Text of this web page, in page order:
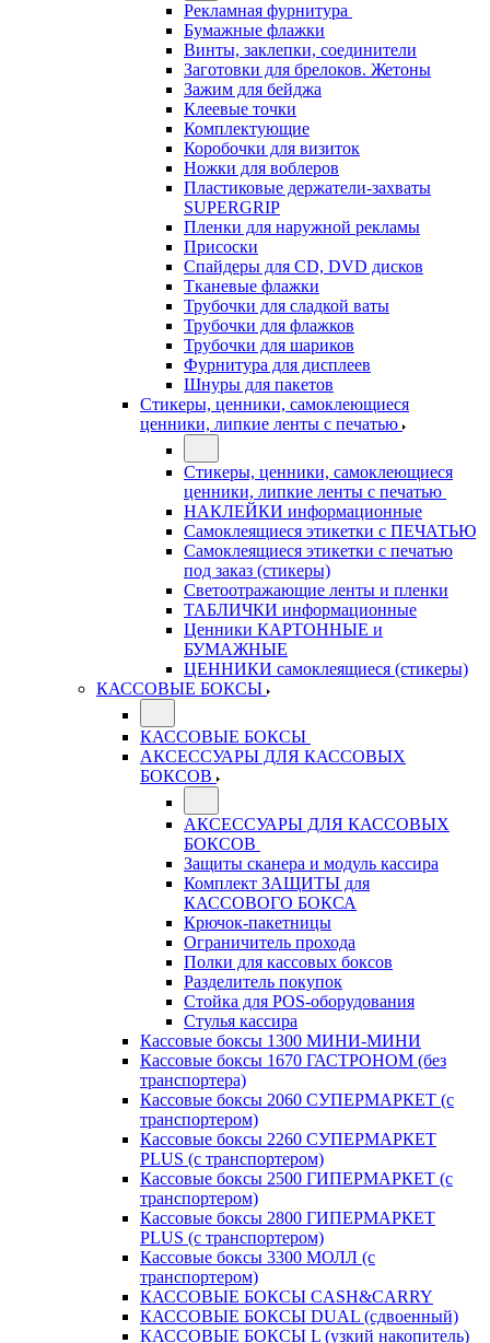
Рекламная фурнитура
Бумажные флажки
Винты, заклепки, соединители
Заготовки для брелоков. Жетоны
Зажим для бейджа
Клеевые точки
Комплектующие
Коробочки для визиток
Ножки для воблеров
Пластиковые держатели-захваты
SUPERGRIP
Пленки для наружной рекламы
Присоски
Спайдеры для CD, DVD дисков
Тканевые флажки
Трубочки для сладкой ваты
Трубочки для флажков
Трубочки для шариков
Фурнитура для дисплеев
Шнуры для пакетов
Стикеры, ценники, самоклеющиеся
ценники, липкие ленты с печатью
Стикеры, ценники, самоклеющиеся
ценники, липкие ленты с печатью
НАКЛЕЙКИ информационные
Самоклеящиеся этикетки с ПЕЧАТЬЮ
Самоклеящиеся этикетки с печатью
под заказ (стикеры)
Светоотражающие ленты и пленки
ТАБЛИЧКИ информационные
Ценники КАРТОННЫЕ и
БУМАЖНЫЕ
ЦЕННИКИ самоклеящиеся (стикеры)
КАССОВЫЕ БОКСЫ
КАССОВЫЕ БОКСЫ
АКСЕССУАРЫ ДЛЯ КАССОВЫХ
БОКСОВ
АКСЕССУАРЫ ДЛЯ КАССОВЫХ
БОКСОВ
Защиты сканера и модуль кассира
Комплект ЗАЩИТЫ для
КАССОВОГО БОКСА
Крючок-пакетницы
Ограничитель прохода
Полки для кассовых боксов
Разделитель покупок
Стойка для POS-оборудования
Стулья кассира
Кассовые боксы 1300 МИНИ-МИНИ
Кассовые боксы 1670 ГАСТРОНОМ (без
транспортера)
Кассовые боксы 2060 СУПЕРМАРКЕТ (с
транспортером)
Кассовые боксы 2260 СУПЕРМАРКЕТ
PLUS (с транспортером)
Кассовые боксы 2500 ГИПЕРМАРКЕТ (с
транспортером)
Кассовые боксы 2800 ГИПЕРМАРКЕТ
PLUS (с транспортером)
Кассовые боксы 3300 МОЛЛ (с
транспортером)
КАССОВЫЕ БОКСЫ CASH&CARRY
КАССОВЫЕ БОКСЫ DUAL (сдвоенный)
КАССОВЫЕ БОКСЫ L (узкий накопитель)